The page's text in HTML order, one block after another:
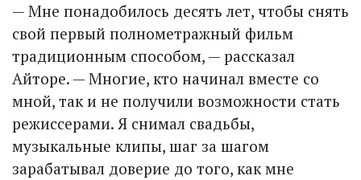
— Мне понадобилось десять лет, чтобы снять
свой первый полнометражный фильм
традиционным способом, — рассказал
Айторе. — Многие, кто начинал вместе со
мной, так и не получили возможности стать
режиссерами. Я снимал свадьбы,
музыкальные клипы, шаг за шагом
зарабатывал доверие до того, как мне